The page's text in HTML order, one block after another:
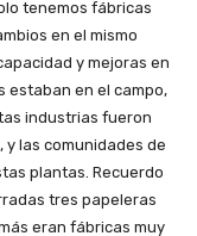
tenemos fábricas
en el mismo
y mejoras en
estaban en el campo,
industrias fueron
y las comunidades de
plantas. Recuerdo
tres papeleras
eran fábricas muy